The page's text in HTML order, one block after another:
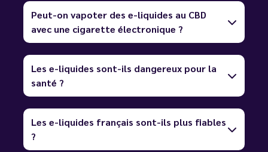
Peut-on vapoter des e-liquides au CBD
avec une cigarette électronique ?
Les e-liquides sont-ils dangereux pour la
santé ?
Les e-liquides français sont-ils plus fiables
?